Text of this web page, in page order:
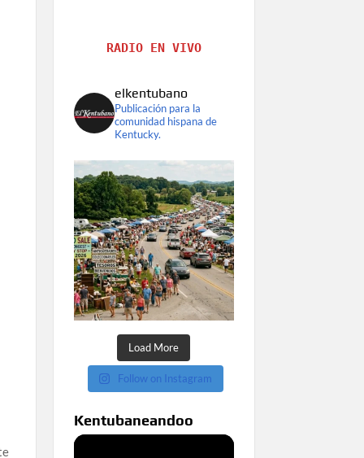
RADIO EN VIVO
elkentubano
Publicación para la
comunidad hispana de
Kentucky.
Load More
Follow on Instagram
Kentubaneandoo